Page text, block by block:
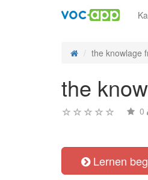
the knowlage
the
0
Lernen